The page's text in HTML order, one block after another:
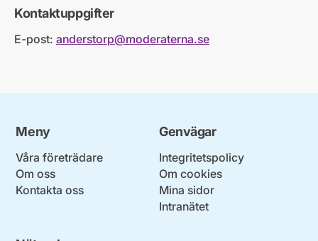
Kontaktuppgifter
E-post: anderstorp@moderaterna.se
Meny
Våra företrädare
Om oss
Kontakta oss
Genvägar
Integritetspolicy
Om cookies
Mina sidor
Intranätet